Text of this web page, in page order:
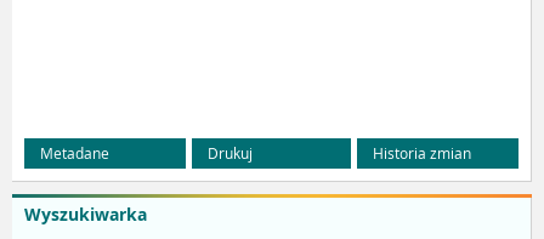
Wyszukiwarka
Metadane Drukuj Historia zmian